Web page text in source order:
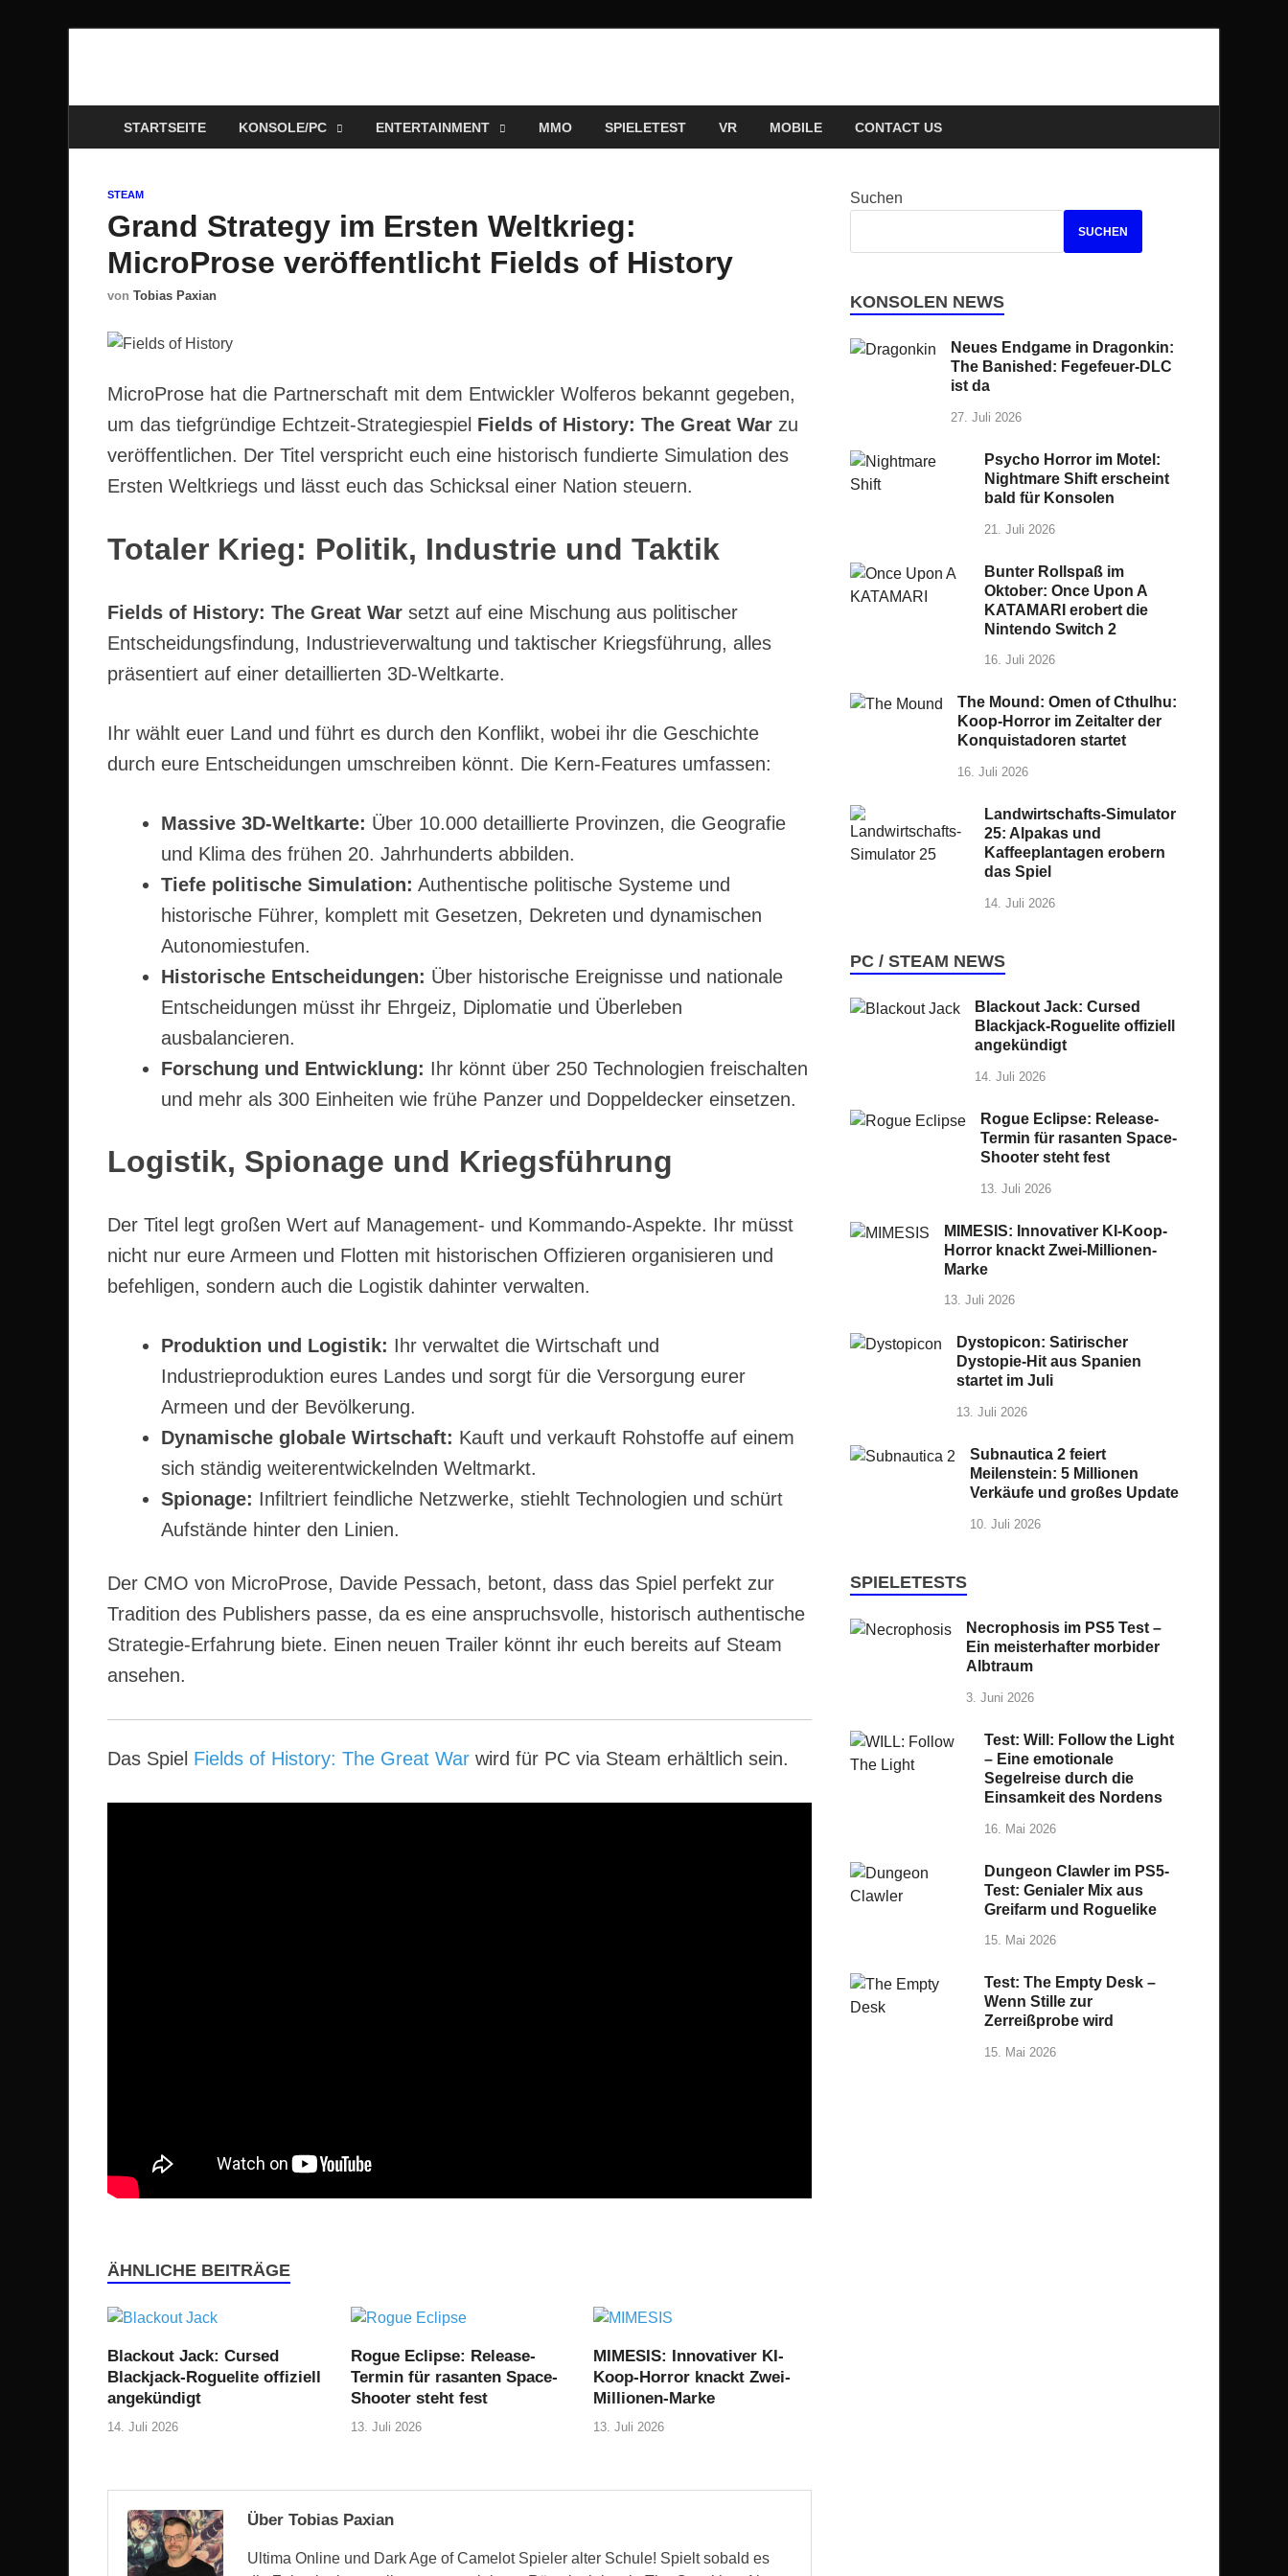
Technoloki: Gaming und Entertainment News
STARTSEITE KONSOLE/PC ENTERTAINMENT MMO SPIELETEST VR MOBILE CONTACT US
STEAM
Grand Strategy im Ersten Weltkrieg:
MicroProse veröffentlicht Fields of History
von Tobias Paxian
MicroProse hat die Partnerschaft mit dem Entwickler Wolferos bekannt gegeben,
um das tiefgründige Echtzeit-Strategiespiel Fields of History: The Great War zu
veröffentlichen. Der Titel verspricht euch eine historisch fundierte Simulation des
Ersten Weltkriegs und lässt euch das Schicksal einer Nation steuern.
Totaler Krieg: Politik, Industrie und Taktik
Fields of History: The Great War setzt auf eine Mischung aus politischer
Entscheidungsfindung, Industrieverwaltung und taktischer Kriegsführung, alles
präsentiert auf einer detaillierten 3D-Weltkarte.
Ihr wählt euer Land und führt es durch den Konflikt, wobei ihr die Geschichte
durch eure Entscheidungen umschreiben könnt. Die Kern-Features umfassen:
Massive 3D-Weltkarte: Über 10.000 detaillierte Provinzen, die Geografie
und Klima des frühen 20. Jahrhunderts abbilden.
Tiefe politische Simulation: Authentische politische Systeme und
historische Führer, komplett mit Gesetzen, Dekreten und dynamischen
Autonomiestufen.
Historische Entscheidungen: Über historische Ereignisse und nationale
Entscheidungen müsst ihr Ehrgeiz, Diplomatie und Überleben
ausbalancieren.
Forschung und Entwicklung: Ihr könnt über 250 Technologien freischalten
und mehr als 300 Einheiten wie frühe Panzer und Doppeldecker einsetzen.
Logistik, Spionage und Kriegsführung
Der Titel legt großen Wert auf Management- und Kommando-Aspekte. Ihr müsst
nicht nur eure Armeen und Flotten mit historischen Offizieren organisieren und
befehligen, sondern auch die Logistik dahinter verwalten.
Produktion und Logistik: Ihr verwaltet die Wirtschaft und
Industrieproduktion eures Landes und sorgt für die Versorgung eurer
Armeen und der Bevölkerung.
Dynamische globale Wirtschaft: Kauft und verkauft Rohstoffe auf einem
sich ständig weiterentwickelnden Weltmarkt.
Spionage: Infiltriert feindliche Netzwerke, stiehlt Technologien und schürt
Aufstände hinter den Linien.
Der CMO von MicroProse, Davide Pessach, betont, dass das Spiel perfekt zur
Tradition des Publishers passe, da es eine anspruchsvolle, historisch authentische
Strategie-Erfahrung biete. Einen neuen Trailer könnt ihr euch bereits auf Steam
ansehen.
Das Spiel Fields of History: The Great War wird für PC via Steam erhältlich sein.
ÄHNLICHE BEITRÄGE
Blackout Jack: Cursed
Blackjack-Roguelite offiziell
angekündigt
14. Juli 2026
Rogue Eclipse: Release-
Termin für rasanten Space-
Shooter steht fest
13. Juli 2026
MIMESIS: Innovativer KI-
Koop-Horror knackt Zwei-
Millionen-Marke
13. Juli 2026
Über Tobias Paxian
Ultima Online und Dark Age of Camelot Spieler alter Schule! Spielt sobald es
Suchen
SUCHEN
KONSOLEN NEWS
Neues Endgame in Dragonkin:
The Banished: Fegefeuer-DLC
ist da
27. Juli 2026
Psycho Horror im Motel:
Nightmare Shift erscheint
bald für Konsolen
21. Juli 2026
Bunter Rollspaß im
Oktober: Once Upon A
KATAMARI erobert die
Nintendo Switch 2
16. Juli 2026
The Mound: Omen of Cthulhu:
Koop-Horror im Zeitalter der
Konquistadoren startet
16. Juli 2026
Landwirtschafts-Simulator
25: Alpakas und
Kaffeeplantagen erobern
das Spiel
14. Juli 2026
PC / STEAM NEWS
Blackout Jack: Cursed
Blackjack-Roguelite offiziell
angekündigt
14. Juli 2026
Rogue Eclipse: Release-
Termin für rasanten Space-
Shooter steht fest
13. Juli 2026
MIMESIS: Innovativer KI-Koop-
Horror knackt Zwei-Millionen-
Marke
13. Juli 2026
Dystopicon: Satirischer
Dystopie-Hit aus Spanien
startet im Juli
13. Juli 2026
Subnautica 2 feiert
Meilenstein: 5 Millionen
Verkäufe und großes Update
10. Juli 2026
SPIELETESTS
Necrophosis im PS5 Test –
Ein meisterhafter morbider
Albtraum
3. Juni 2026
Test: Will: Follow the Light
– Eine emotionale
Segelreise durch die
Einsamkeit des Nordens
16. Mai 2026
Dungeon Clawler im PS5-
Test: Genialer Mix aus
Greifarm und Roguelike
15. Mai 2026
Test: The Empty Desk –
Wenn Stille zur
Zerreißprobe wird
15. Mai 2026